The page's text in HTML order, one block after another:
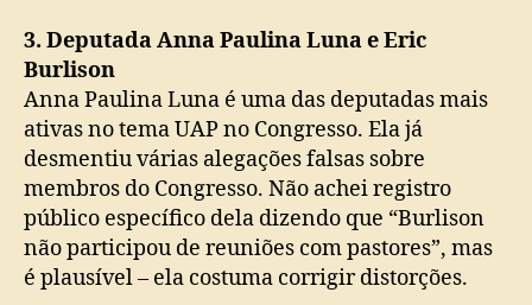
3. Deputada Anna Paulina Luna e Eric
Burlison
Anna Paulina Luna é uma das deputadas mais
ativas no tema UAP no Congresso. Ela já
desmentiu várias alegações falsas sobre
membros do Congresso. Não achei registro
público específico dela dizendo que “Burlison
não participou de reuniões com pastores”, mas
é plausível – ela costuma corrigir distorções.